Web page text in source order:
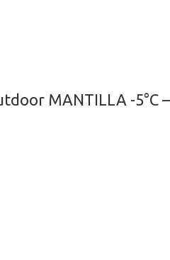
MANTILLA -5°C –